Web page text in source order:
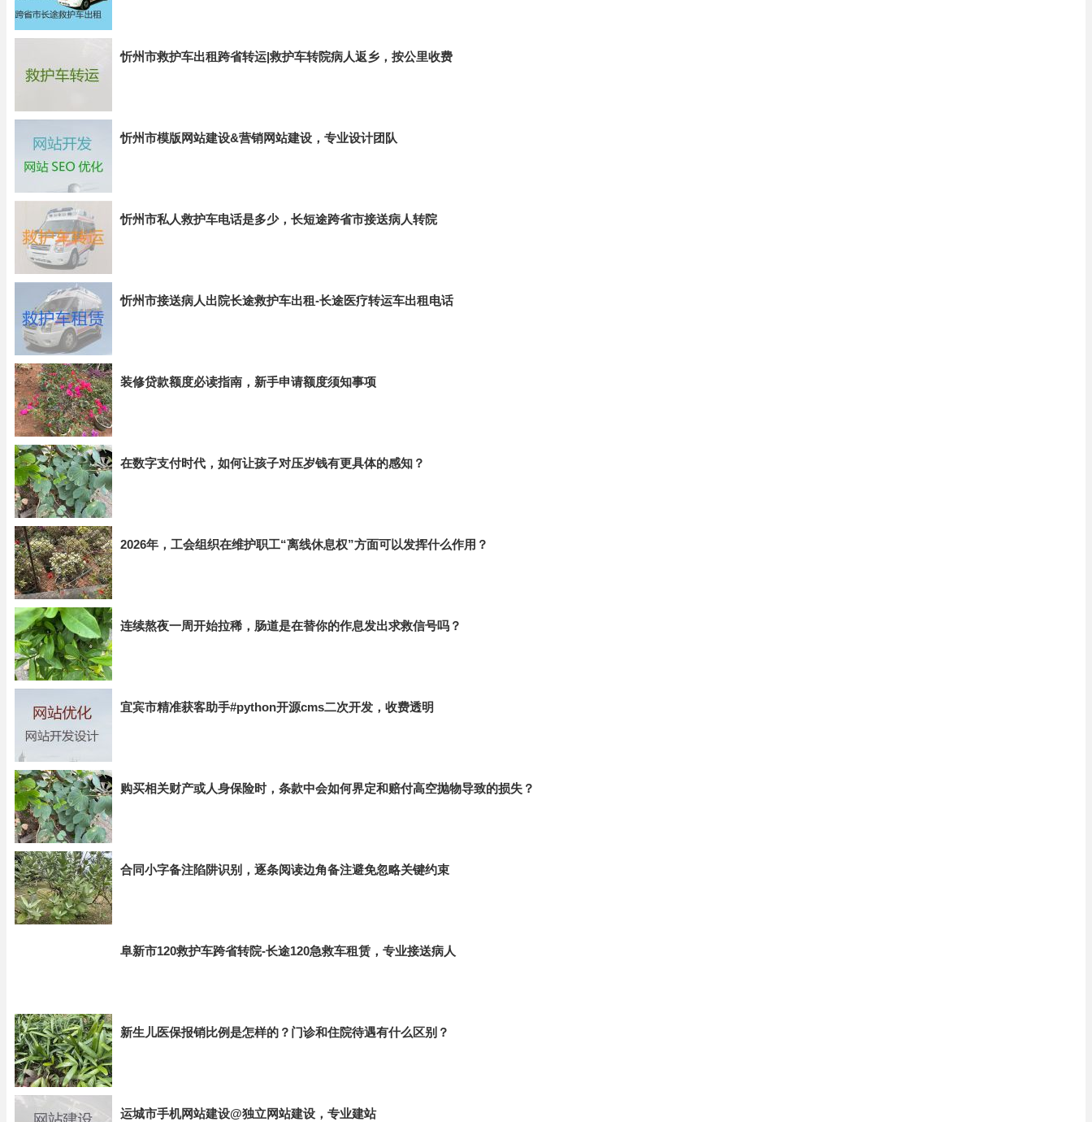
忻州市救护车出租跨省转运|救护车转院病人返乡，按公里收费
忻州市模版网站建设&营销网站建设，专业设计团队
忻州市私人救护车电话是多少，长短途跨省市接送病人转院
忻州市接送病人出院长途救护车出租-长途医疗转运车出租电话
装修贷款额度必读指南，新手申请额度须知事项
在数字支付时代，如何让孩子对压岁钱有更具体的感知？
2026年，工会组织在维护职工“离线休息权”方面可以发挥什么作用？
连续熬夜一周开始拉稀，肠道是在替你的作息发出求救信号吗？
宜宾市精准获客助手#python开源cms二次开发，收费透明
购买相关财产或人身保险时，条款中会如何界定和赔付高空抛物导致的损失？
合同小字备注陷阱识别，逐条阅读边角备注避免忽略关键约束
阜新市120救护车跨省转院-长途120急救车租赁，专业接送病人
新生儿医保报销比例是怎样的？门诊和住院待遇有什么区别？
运城市手机网站建设@独立网站建设，专业建站